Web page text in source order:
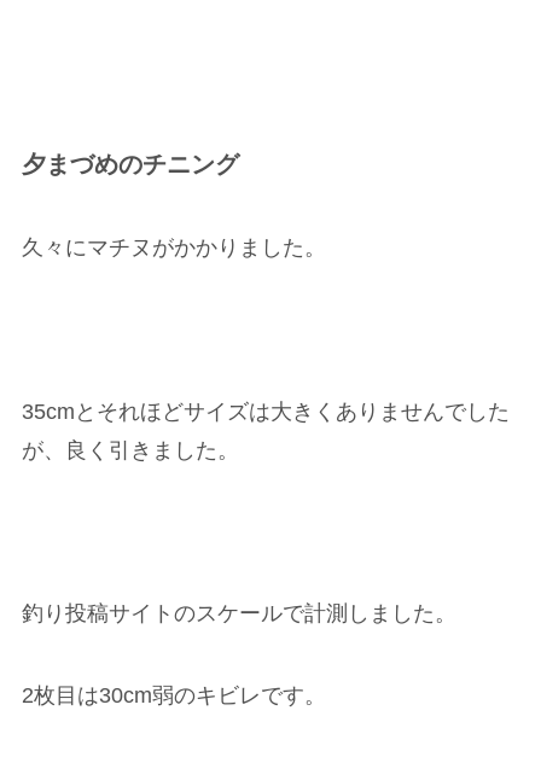
夕まづめのチニング
久々にマチヌがかかりました。
35cmとそれほどサイズは大きくありませんでした
が、良く引きました。
釣り投稿サイトのスケールで計測しました。
2枚目は30cm弱のキビレです。